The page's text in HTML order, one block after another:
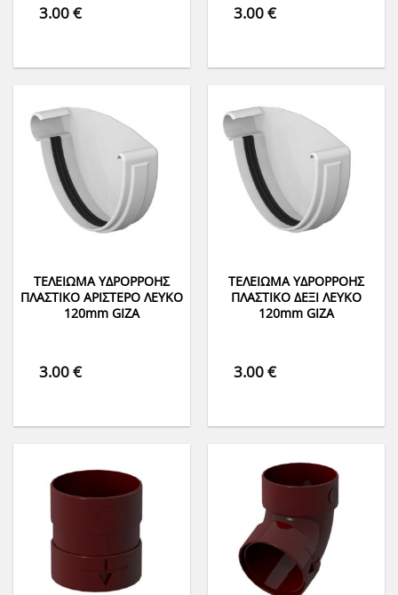
3.00€ 3.00€
ΤΕΛΕΙΩΜΑ ΥΔΡΟΡΡΟΗΣ
ΠΛΑΣΤΙΚΟ ΑΡΙΣΤΕΡΟ ΛΕΥΚΟ
120mm GIZA
3.00€
ΤΕΛΕΙΩΜΑ ΥΔΡΟΡΡΟΗΣ
ΠΛΑΣΤΙΚΟ ΔΕΞΙ ΛΕΥΚΟ
120mm GIZA
3.00€